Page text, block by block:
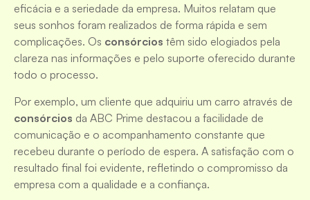
eficácia e a seriedade da empresa. Muitos relatam que
seus sonhos foram realizados de forma rápida e sem
complicações. Os consórcios têm sido elogiados pela
clareza nas informações e pelo suporte oferecido durante
todo o processo.
Por exemplo, um cliente que adquiriu um carro através de
consórcios da ABC Prime destacou a facilidade de
comunicação e o acompanhamento constante que
recebeu durante o período de espera. A satisfação com o
resultado final foi evidente, refletindo o compromisso da
empresa com a qualidade e a confiança.